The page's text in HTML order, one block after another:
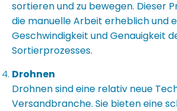
sortieren und zu bewegen. Dieser
die manuelle Arbeit erheblich und
Geschwindigkeit und Genauigkeit
Sortierprozesses.
Drohnen
Drohnen sind eine relativ neue
Versandbranche. Sie bieten eine